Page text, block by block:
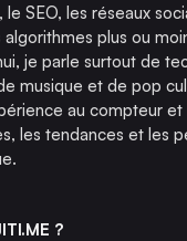
le SEO, les réseaux
algorithmes plus ou
je parle surtout de
musique et de pop
au compteur
les tendances et les
?